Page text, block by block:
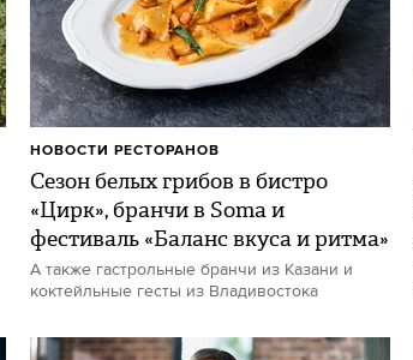
Сезон белых грибов в бистро
«Цирк», бранчи в Soma и
фестиваль «Баланс вкуса и ритма»
А также гастрольные бранчи из Казани и
коктейльные гесты из Владивостока
НОВОСТИ РЕСТОРАНОВ